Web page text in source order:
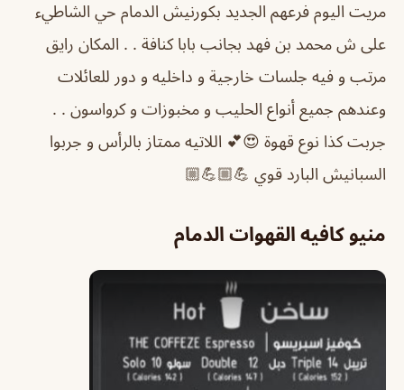
مريت اليوم فرعهم الجديد بكورنيش الدمام حي الشاطيء
على ش محمد بن فهد بجانب بابا كنافة . . المكان رايق
مرتب و فيه جلسات خارجية و داخليه و دور للعائلات
وعندهم جميع أنواع الحليب و مخبوزات و كرواسون . .
جربت كذا نوع قهوة 😍💕 اللاتيه ممتاز بالرأس و جربوا
السبانيش البارد قوي 💪🏼💪🏼
منيو كافيه القهوات الدمام